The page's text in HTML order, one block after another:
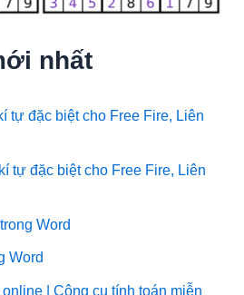
nhất
tự đặc biệt cho Free Fire, Liên
tự đặc biệt cho Free Fire, Liên
Word
Word
| Công cụ tính toán miễn